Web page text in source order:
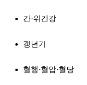
간·위건강
갱년기
혈행·혈압·혈당